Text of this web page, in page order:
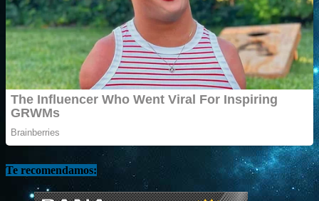
Te recomendamos: